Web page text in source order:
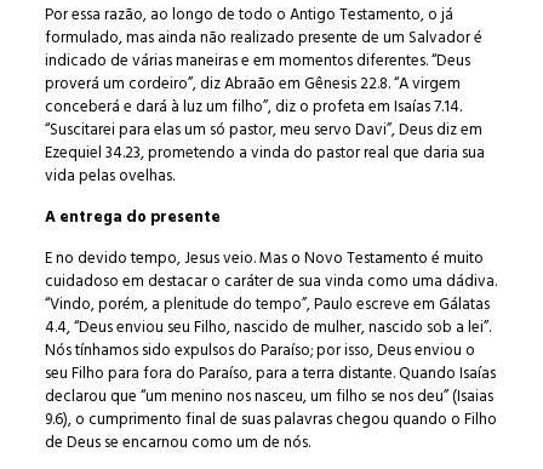
Por essa razão, ao longo de todo o Antigo Testamento, o já
formulado, mas ainda não realizado presente de um Salvador é
indicado de várias maneiras e em momentos diferentes. “Deus
proverá um cordeiro”, diz Abraão em Gênesis 22.8. “A virgem
conceberá e dará à luz um filho”, diz o profeta em Isaías 7.14.
“Suscitarei para elas um só pastor, meu servo Davi”, Deus diz em
Ezequiel 34.23, prometendo a vinda do pastor real que daria sua
vida pelas ovelhas.
A entrega do presente
E no devido tempo, Jesus veio. Mas o Novo Testamento é muito
cuidadoso em destacar o caráter de sua vinda como uma dádiva.
“Vindo, porém, a plenitude do tempo”, Paulo escreve em Gálatas
4.4, “Deus enviou seu Filho, nascido de mulher, nascido sob a lei”.
Nós tínhamos sido expulsos do Paraíso; por isso, Deus enviou o
seu Filho para fora do Paraíso, para a terra distante. Quando Isaías
declarou que “um menino nos nasceu, um filho se nos deu” (Isaias
9.6), o cumprimento final de suas palavras chegou quando o Filho
de Deus se encarnou como um de nós.